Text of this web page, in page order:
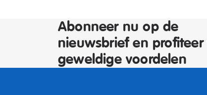
Abonneer nu op de
nieuwsbrief en profiteer
geweldige voordelen